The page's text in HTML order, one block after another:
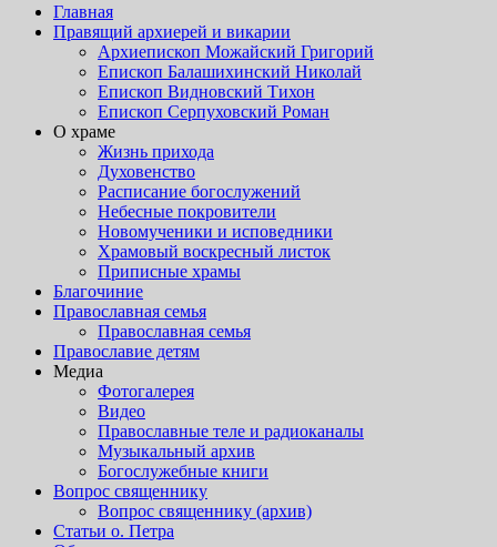
Главная
Правящий архиерей и викарии
Архиепископ Можайский Григорий
Епископ Балашихинский Николай
Епископ Видновский Тихон
Епископ Серпуховский Роман
О храме
Жизнь прихода
Духовенство
Расписание богослужений
Небесные покровители
Новомученики и исповедники
Храмовый воскресный листок
Приписные храмы
Благочиние
Православная семья
Православная семья
Православие детям
Медиа
Фотогалерея
Видео
Православные теле и радиоканалы
Музыкальный архив
Богослужебные книги
Вопрос священнику
Вопрос священнику (архив)
Статьи о. Петра